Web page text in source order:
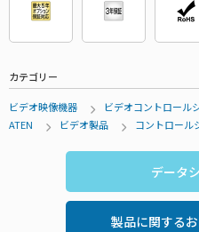
カテゴリー
ビデオ映像機器 ビデオコントロール
ATEN
ビデオ製品 コントロール
データ
製品に関する